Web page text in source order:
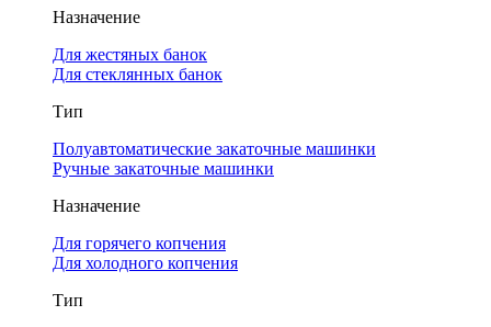
Назначение
Для жестяных банок
Для стеклянных банок
Тип
Полуавтоматические закаточные машинки
Ручные закаточные машинки
Назначение
Для горячего копчения
Для холодного копчения
Тип